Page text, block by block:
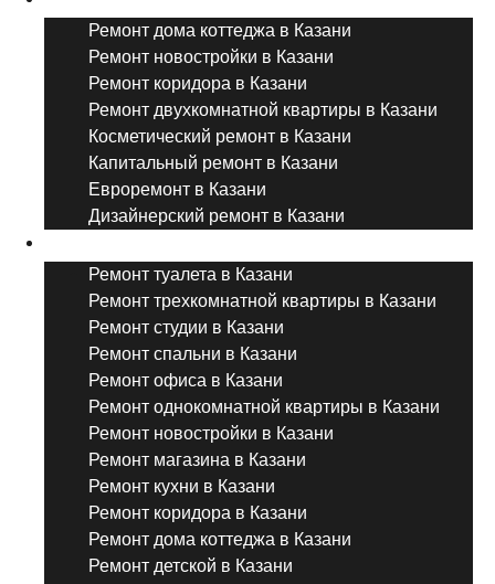
Ремонт дома коттеджа в Казани
Ремонт новостройки в Казани
Ремонт коридора в Казани
Ремонт двухкомнатной квартиры в Казани
Косметический ремонт в Казани
Капитальный ремонт в Казани
Евроремонт в Казани
Дизайнерский ремонт в Казани
Ремонт туалета в Казани
Ремонт трехкомнатной квартиры в Казани
Ремонт студии в Казани
Ремонт спальни в Казани
Ремонт офиса в Казани
Ремонт однокомнатной квартиры в Казани
Ремонт новостройки в Казани
Ремонт магазина в Казани
Ремонт кухни в Казани
Ремонт коридора в Казани
Ремонт дома коттеджа в Казани
Ремонт детской в Казани